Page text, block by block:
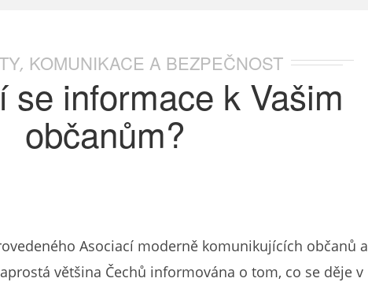
, KOMUNIKACE A BEZPEČNOST
se informace k Vašim
občanům?
Asociací moderně komunikujících občanů a
většina Čechů informována o tom, co se děje v